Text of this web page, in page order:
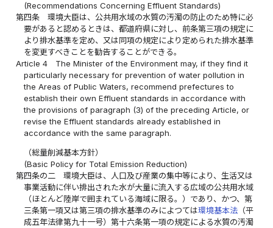
(Recommendations Concerning Effluent Standards)
第四条
環境大臣は、公共用水域の水質の汚濁の防止のため特に必
要があると認めるときは、都道府県に対し、前条第三項の規定に
より排水基準を定め、又は同項の規定により定められた排水基準
を変更すべきことを勧告することができる。
Article 4
The Minister of the Environment may, if they find it
particularly necessary for prevention of water pollution in
the Areas of Public Waters, recommend prefectures to
establish their own Effluent standards in accordance with
the provisions of paragraph (3) of the preceding Article, or
revise the Effluent standards already established in
accordance with the same paragraph.
（総量削減基本方針）
(Basic Policy for Total Emission Reduction)
第四条の二
環境大臣は、人口及び産業の集中等により、生活又は
事業活動に伴い排出された水が大量に流入する広域の公共用水域
（ほとんど陸岸で囲まれている海域に限る。）であり、かつ、第
三条第一項又は第三項の排水基準のみによつては環境基本法 （平
成五年法律第九十一号）第十六条第一項の規定による水質の汚濁